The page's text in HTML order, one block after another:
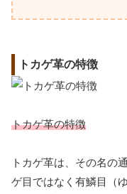
トカゲ革の特徴
トカゲ革の特徴
トカゲ革は、その名の
ゲ目ではなく有鱗目（